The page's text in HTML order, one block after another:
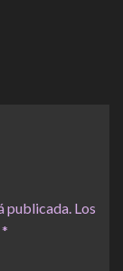
publicada. Los
*